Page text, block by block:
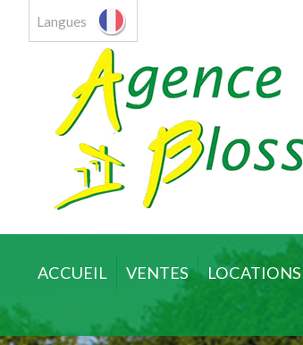
Langues
ACCUEIL VENTES LOCATIONS